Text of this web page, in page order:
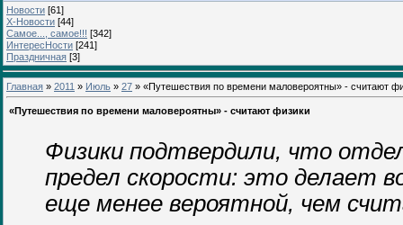
Новости [61]
Х-Новости [44]
Самое..., самое!!! [342]
ИнтересНости [241]
Праздничная [3]
Главная » 2011 » Июль » 27 » «Путешествия по времени маловероятны» - считают
«Путешествия по времени маловероятны» - считают физики
Физики подтвердили, что
предел скорости: это делает
еще менее вероятной, чем